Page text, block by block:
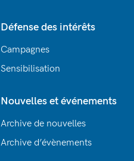
Défense des intérêts
Campagnes
Sensibilisation
Nouvelles et événements
Archive de nouvelles
Archive d’évènements